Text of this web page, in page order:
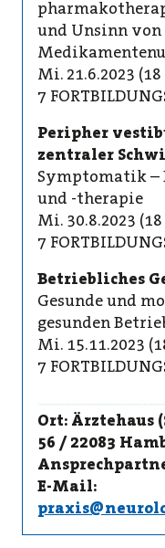
und Unsinn von
Mi. 21.6.2023
7
Peripher
zentraler
Symptomatik
und -therapie
Mi. 30.8.2023
7
Betriebliches
Gesunde und
gesunden
Mi. 15.11.2023
7
Ort: Ärztehaus
56 / 22083
E-Mail: